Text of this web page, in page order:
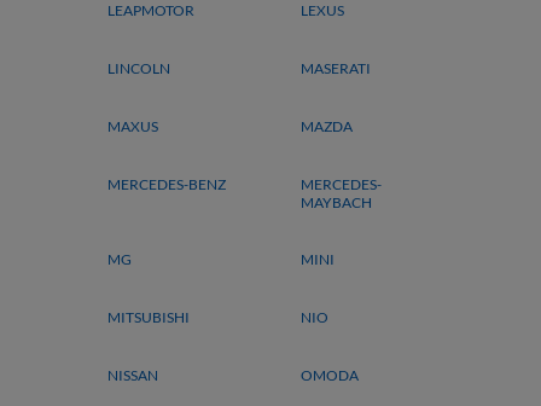
LEAPMOTOR LEXUS
LINCOLN MASERATI
MAXUS MAZDA
MERCEDES-BENZ
MERCEDES-
MAYBACH
MG MINI
MITSUBISHI NIO
NISSAN OMODA